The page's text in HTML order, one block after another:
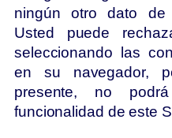
ningún otro dato de
Usted puede
seleccionando las
en su navegador,
presente, no
funcionalidad de este